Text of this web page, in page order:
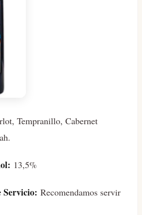
Tempranillo, Cabernet
13,5%
Servicio: Recomendamos servir